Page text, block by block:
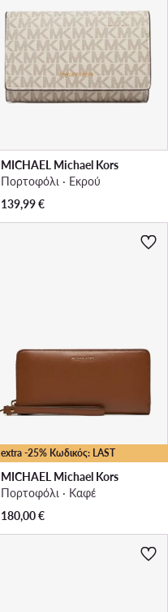
MICHAEL Michael Kors
Πορτοφόλι · Εκρού
139,99€
extra -25% Κωδικός: LAST
MICHAEL Michael Kors
Πορτοφόλι · Καφέ
180,00€